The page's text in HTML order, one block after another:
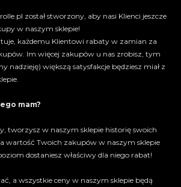
został stworzony, aby nasi Klienci jeszcze
w naszym sklepie!
każdemu Klientowi rabaty w zamian za
Im więcej zakupów u nas zrobisz, tym
nadzieję) większą satysfakcje będziesz miał z
mam?
tworzysz w naszym sklepie historię swoich
wartość Twoich zakupów w naszym sklepie
dostaniesz właściwy dla niego rabat!
a wszystkie ceny w naszym sklepie będą